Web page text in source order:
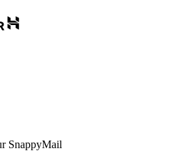
SnappyMail